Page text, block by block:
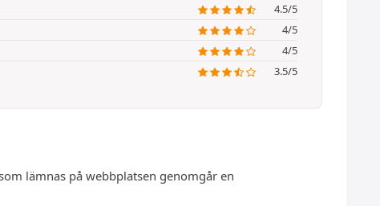
4.5/5
4/5
4/5
3.5/5
lämnas på webbplatsen genomgår en